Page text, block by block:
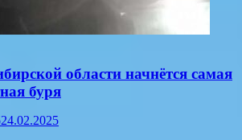
области начнётся самая
буря
24.02.2025